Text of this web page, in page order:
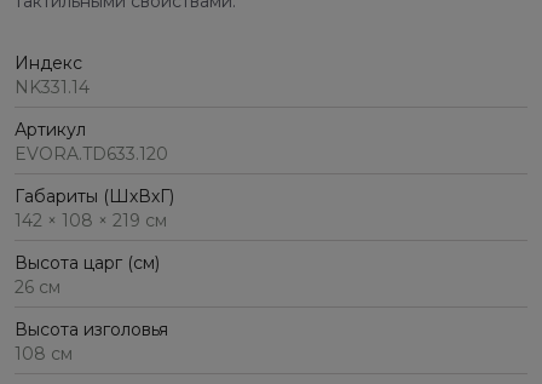
Индекс
NK331.14
Артикул
EVORA.TD633.120
Габариты (ШхВхГ)
142 × 108 × 219 см
Высота царг (см)
26 см
Высота изголовья
108 см